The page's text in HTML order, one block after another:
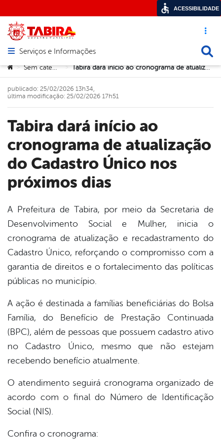
Acesso
Abrir menu principal de navegação
Serviços e Informações
Você está aqui:
> Sem categoria > Tabira dará início ao cronograma de atualização do Cadastro Único nos próximos dias
Tabira dará início ao
cronograma de atualização
do Cadastro Único nos
próximos dias
publicado: 25/02/2026 13h34,
última modificação: 25/02/2026 17h51
A Prefeitura de Tabira, por meio da Secretaria de
Desenvolvimento Social e Mulher, inicia o
cronograma de atualização e recadastramento do
Cadastro Único, reforçando o compromisso com a
garantia de direitos e o fortalecimento das políticas
públicas no município.
A ação é destinada a famílias beneficiárias do Bolsa
Família, do
Benefício de Prestação Continuada
(BPC), além de pessoas que possuem cadastro ativo
no Cadastro Único, mesmo que não estejam
recebendo benefício atualmente.
O atendimento seguirá cronograma organizado de
acordo com o final do Número de Identificação
Social (NIS).
Confira o cronograma:
ACESSIBILIDADE